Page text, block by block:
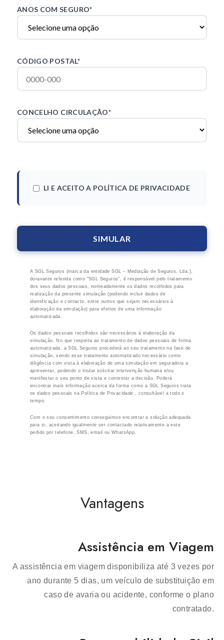
A SGL Seguros (marca da entidade SGL – Mediação de Seguros, Lda.),
doravante referida como “SGL Seguros”, é responsável pelo tratamento
dos seus dados pessoais, nomeadamente os dados recolhidos para
realização da presente simulação (podendo incluir dados de
identificação e contacto, entre outros que sejam necessários à
elaboração da simulação) para efeitos de uma informação
automatizada.
Os dados pessoais recolhidos são necessários à elaboração da
simulação. No que respeita ao tratamento de dados pessoais de forma
automatizada, a SGL Seguros procederá ao seu tratamento na fase de
simulação, sendo esse tratamento automatizado necessário como
diligência com vista à elaboração de uma simulação em seguradora a
apresentar, podendo o titular solicitar intervenção humana e/ou
manifestar o seu ponto de vista e contestar a decisão. Poderá
encontrar mais informação acerca da forma como a SGL Seguros trata
os dados pessoais na Política de Privacidade , consultável a todo o
tempo.
Com o seu consentimento conseguimos encontrar a solução adequada
para si, aceitando igualmente ser contactado relativamente a este
pedido por telefone, SMS, email ou WhatsApp.
Vantagens
Assistência em Viagem
A assistência em viagem disponibiliza até 3 vezes por
ano durante 5 dias, um veículo de substituição em
caso de avaria ou acidente, conforme o plano
contratado.